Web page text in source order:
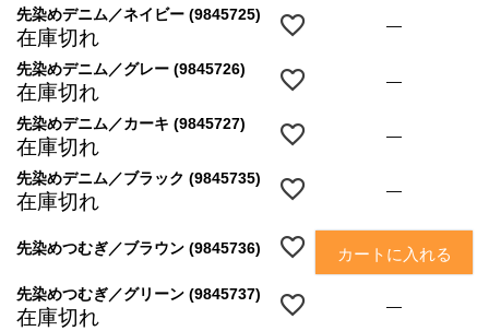
先染めデニム／ネイビー (9845725)
在庫切れ
—
先染めデニム／グレー (9845726)
在庫切れ
—
先染めデニム／カーキ (9845727)
在庫切れ
—
先染めデニム／ブラック (9845735)
在庫切れ
—
先染めつむぎ／ブラウン (9845736) カートに入れる
先染めつむぎ／グリーン (9845737)
在庫切れ
—